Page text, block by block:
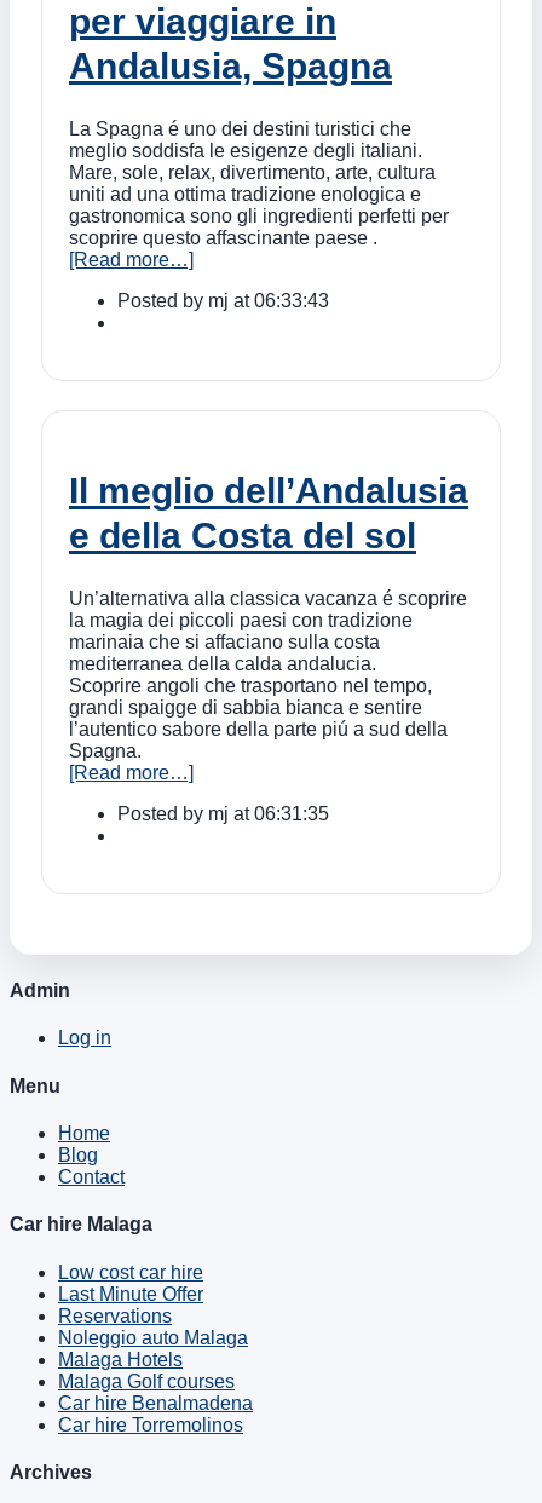
per viaggiare in
Andalusia, Spagna
La Spagna é uno dei destini turistici che
meglio soddisfa le esigenze degli italiani.
Mare, sole, relax, divertimento, arte, cultura
uniti ad una ottima tradizione enologica e
gastronomica sono gli ingredienti perfetti per
scoprire questo affascinante paese .
[Read more…]
Posted by mj at 06:33:43
Il meglio dell’Andalusia
e della Costa del sol
Un’alternativa alla classica vacanza é scoprire
la magia dei piccoli paesi con tradizione
marinaia che si affaciano sulla costa
mediterranea della calda andalucia.
Scoprire angoli che trasportano nel tempo,
grandi spaigge di sabbia bianca e sentire
l’autentico sabore della parte piú a sud della
Spagna.
[Read more…]
Posted by mj at 06:31:35
Admin
Log in
Menu
Home
Blog
Contact
Car hire Malaga
Low cost car hire
Last Minute Offer
Reservations
Noleggio auto Malaga
Malaga Hotels
Malaga Golf courses
Car hire Benalmadena
Car hire Torremolinos
Archives